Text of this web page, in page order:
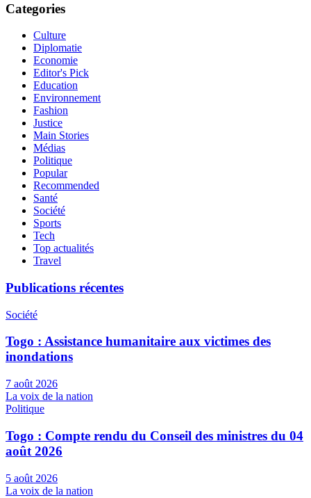
Categories
Culture
Diplomatie
Economie
Editor's Pick
Education
Environnement
Fashion
Justice
Main Stories
Médias
Politique
Popular
Recommended
Santé
Société
Sports
Tech
Top actualités
Travel
Publications récentes
Société
Togo : Assistance humanitaire aux victimes des
inondations
7 août 2026
La voix de la nation
Politique
Togo : Compte rendu du Conseil des ministres du 04
août 2026
5 août 2026
La voix de la nation